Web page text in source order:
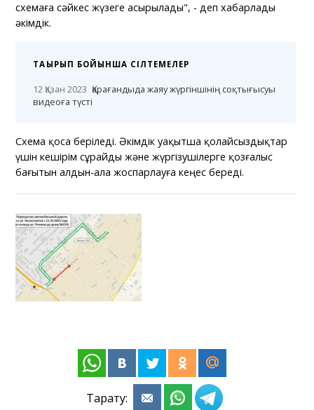
схемаға сәйкес жүзеге асырылады", - деп хабарлады
әкімдік.
ТАҚЫРЫП БОЙЫНША СІЛТЕМЕЛЕР
12 Қазан 2023 Қарағандыда жаяу жүргіншінің соқтығысуы
видеоға түсті
Схема қоса беріледі. Әкімдік уақытша қолайсыздықтар
үшін кешірім сұрайды және жүргізушілерге қозғалыс
бағытын алдын-ала жоспарлауға кеңес береді.
Тарату: